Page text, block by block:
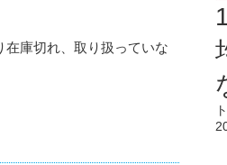
庫切れ、取り扱っていな